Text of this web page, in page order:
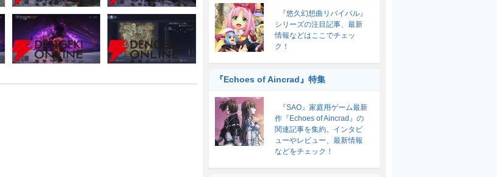
『悠久幻想曲リバイバル』
シリーズの注目記事、最新
情報などはここでチェッ
ク！
『Echoes of Aincrad』特集
『SAO』家庭用ゲーム最新
作『Echoes of Aincrad』の
関連記事を集約。インタビ
ューやレビュー、最新情報
などをチェック！